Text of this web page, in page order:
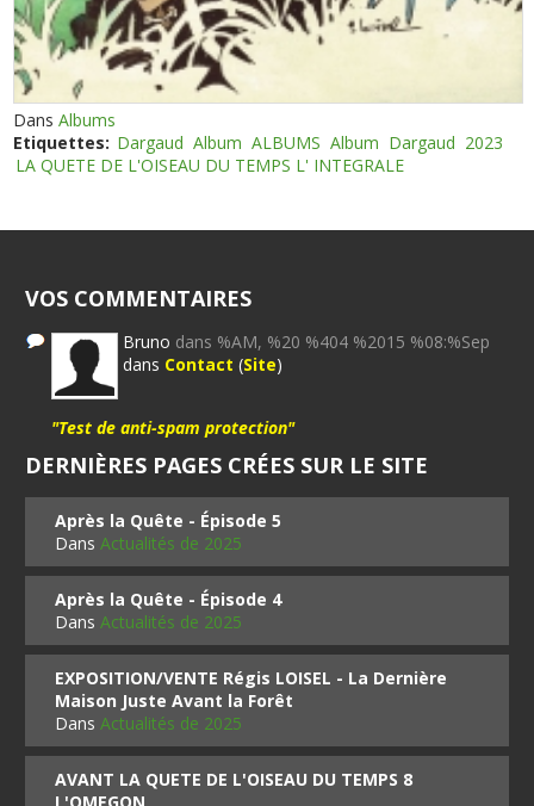
DansAlbums
Etiquettes: Dargaud Album ALBUMS Album Dargaud 2023
LA QUETE DE L'OISEAU DU TEMPS L' INTEGRALE
VOS COMMENTAIRES
Bruno dans %AM, %20 %404 %2015 %08:%Sep
dans Contact (Site)
"Test de anti-spam protection"
DERNIÈRES PAGES CRÉES SUR LE SITE
Après la Quête - Épisode 5
DansActualités de 2025
Après la Quête - Épisode 4
DansActualités de 2025
EXPOSITION/VENTE Régis LOISEL - La Dernière
Maison Juste Avant la Forêt
DansActualités de 2025
AVANT LA QUETE DE L'OISEAU DU TEMPS 8